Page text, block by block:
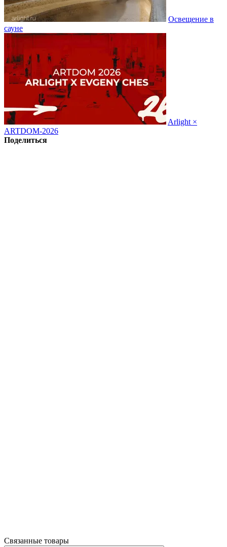
Освещение в
сауне
Arlight ×
ARTDOM-2026
Поделиться
Связанные товары